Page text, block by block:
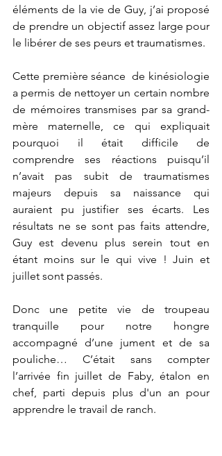
éléments de la vie de Guy, j’ai proposé
de prendre un objectif assez large pour
le libérer de ses peurs et traumatismes.
Cette première séance  de kinésiologie
a permis de nettoyer un certain nombre
de mémoires transmises par sa grand-
mère maternelle, ce qui expliquait
pourquoi il était difficile de
comprendre ses réactions puisqu’il
n’avait pas subit de traumatismes
majeurs depuis sa naissance qui
auraient pu justifier ses écarts. Les
résultats ne se sont pas faits attendre,
Guy est devenu plus serein tout en
étant moins sur le qui vive ! Juin et
juillet sont passés.
Donc une petite vie de troupeau
tranquille pour notre hongre
accompagné d’une jument et de sa
pouliche… C’était sans compter
l’arrivée fin juillet de Faby, étalon en
chef, parti depuis plus d'un an pour
apprendre le travail de ranch.